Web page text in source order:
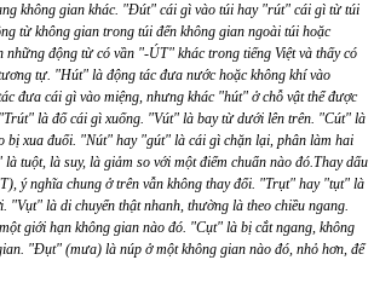
không gian khác. "Đút" cái gì vào túi hay "rút" cái gì từ túi
từ không gian trong túi đến không gian ngoài túi hoặc
những động từ có vần "-ÚT" khác trong tiếng Việt và thấy có
tự. "Hút" là động tác đưa nước hoặc không khí vào
đưa cái gì vào miệng, nhưng khác "hút" ở chỗ vật thể được
là đổ cái gì xuống. "Vút" là bay từ dưới lên trên. "Cút" là
bị xua đuổi. "Nút" hay "gút" là cái gì chặn lại, phân làm hai
tuột, là suy, là giảm so với một điểm chuẩn nào đó.Thay dấu
ý nghĩa chung ở trên vẫn không thay đổi. "Trụt" hay "tụt" là
"Vụt" là di chuyển thật nhanh, thường là theo chiều ngang.
giới hạn không gian nào đó. "Cụt" là bị cắt ngang, không
"Đụt" (mưa) là núp ở một không gian nào đó, nhỏ hơn, để